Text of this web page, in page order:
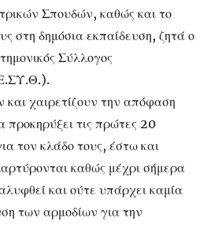
Σπουδών, καθώς και το
στη δημόσια εκπαίδευση, ζητά ο
Σύλλογος
και χαιρετίζουν την απόφαση
προκηρύξει τις πρώτες 20
τον κλάδο τους, έστω και
καθώς μέχρι σήμερα
και ούτε υπάρχει καμία
των αρμοδίων για την